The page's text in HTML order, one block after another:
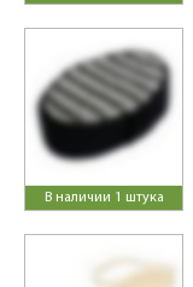
В наличии 1 штука